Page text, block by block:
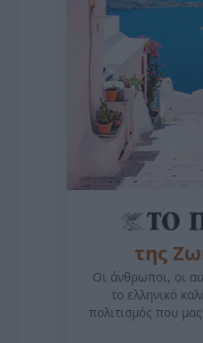
της
Οι άνθρωποι, οι
το ελληνικό
πολιτισμός που